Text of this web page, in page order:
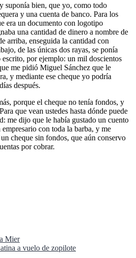
suponía bien, que yo, como todo
y una cuenta de banco. Para los
era un documento con logotipo
una cantidad de dinero a nombre de
arriba, enseguida la cantidad con
de las únicas dos rayas, se ponía
por ejemplo: un mil doscientos
me pidió Miguel Sánchez que le
y mediante ese cheque yo podría
después.
porque el cheque no tenía fondos, y
que vean ustedes hasta dónde puede
me dijo que le había gustado un cuento
con toda la barba, y me
cheque sin fondos, que aún conservo
por cobrar.
Mier
a vuelo de zopilote